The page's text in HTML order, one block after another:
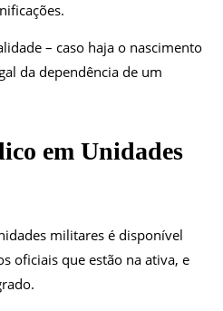
– caso haja o nascimento
da dependência de um
em Unidades
militares é disponível
oficiais que estão na ativa, e